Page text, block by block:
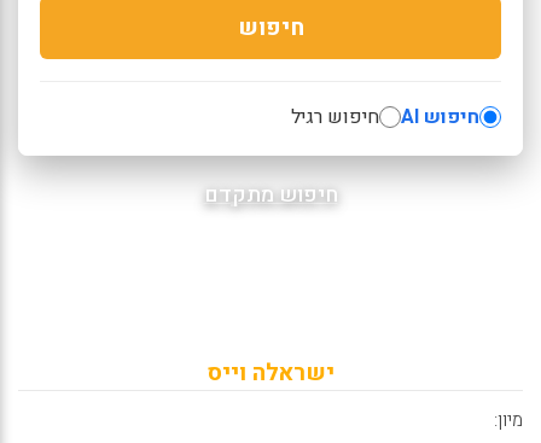
חיפוש
חיפוש AI חיפוש רגיל
חיפוש מתקדם
ישראלה וייס
מיון: